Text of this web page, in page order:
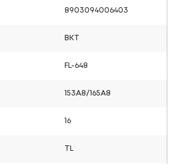
8903094006403
BKT
FL-648
153A8/165A8
16